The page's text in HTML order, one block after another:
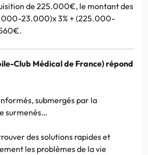
de 225.000€, le montant des
23.000)x 3% + (225.000-
Club Médical de France) répond
submergés par la
surmenés…
des solutions rapides et
les problèmes de la vie